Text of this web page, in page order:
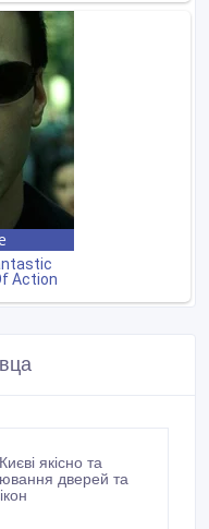
якісно та
дверей та